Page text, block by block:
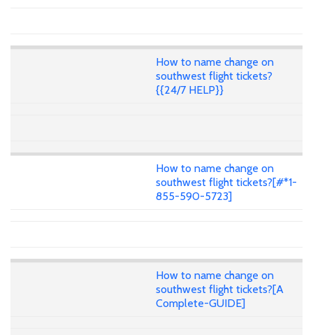
How to name change on
southwest flight tickets?
{{24/7 HELP}}
How to name change on
southwest flight tickets?[#*1-
855-590-5723]
How to name change on
southwest flight tickets?[A
Complete-GUIDE]